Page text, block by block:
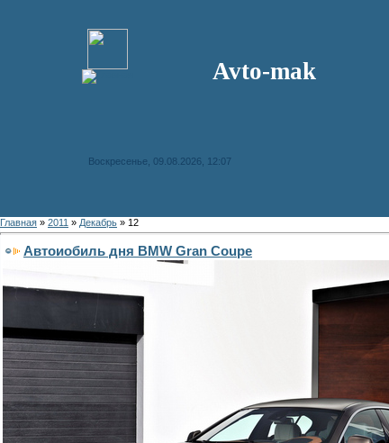
Avto-mak
Воскресенье, 09.08.2026, 12:07
Главная » 2011 » Декабрь » 12
Автоиобиль дня BMW Gran Coupe